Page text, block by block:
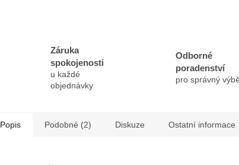
Záruka
spokojenosti
u každé
objednávky
Odborné
poradenství
pro správný
Popis Podobné (2) Diskuze Ostatní informace